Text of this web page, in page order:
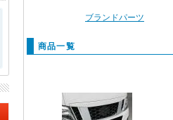
ブランドパーツ
商品一覧